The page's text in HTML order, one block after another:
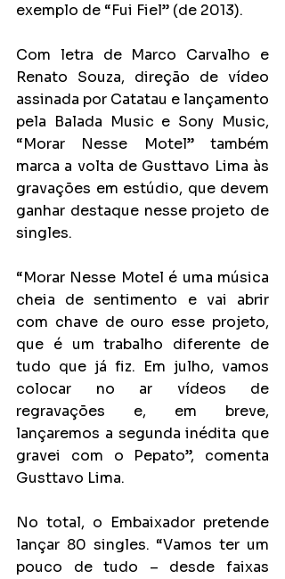
exemplo de “Fui Fiel” (de 2013).
Com letra de Marco Carvalho e
Renato Souza, direção de vídeo
assinada por Catatau e lançamento
pela Balada Music e Sony Music,
“Morar Nesse Motel” também
marca a volta de Gusttavo Lima às
gravações em estúdio, que devem
ganhar destaque nesse projeto de
singles.
“Morar Nesse Motel é uma música
cheia de sentimento e vai abrir
com chave de ouro esse projeto,
que é um trabalho diferente de
tudo que já fiz. Em julho, vamos
colocar no ar vídeos de
regravações e, em breve,
lançaremos a segunda inédita que
gravei com o Pepato”, comenta
Gusttavo Lima.
No total, o Embaixador pretende
lançar 80 singles. “Vamos ter um
pouco de tudo – desde faixas